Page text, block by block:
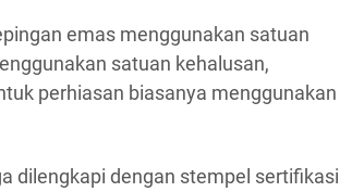
emas menggunakan satuan
satuan kehalusan,
perhiasan biasanya menggunakan
dilengkapi dengan stempel sertifikasi